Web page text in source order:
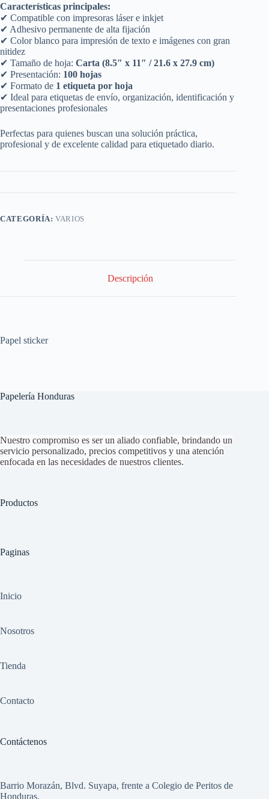
Características principales:
✔ Compatible con impresoras láser e inkjet
✔ Adhesivo permanente de alta fijación
✔ Color blanco para impresión de texto e imágenes con gran
nitidez
✔ Tamaño de hoja: Carta (8.5″ x 11″ / 21.6 x 27.9 cm)
✔ Presentación: 100 hojas
✔ Formato de 1 etiqueta por hoja
✔ Ideal para etiquetas de envío, organización, identificación y
presentaciones profesionales
Perfectas para quienes buscan una solución práctica,
profesional y de excelente calidad para etiquetado diario.
CATEGORÍA:VARIOS
Descripción
Papel sticker
Papelería Honduras
Nuestro compromiso es ser un aliado confiable, brindando un
servicio personalizado, precios competitivos y una atención
enfocada en las necesidades de nuestros clientes.
Productos
Paginas
Inicio
Nosotros
Tienda
Contacto
Contáctenos
Barrio Morazán, Blvd. Suyapa, frente a Colegio de Peritos de
Honduras.